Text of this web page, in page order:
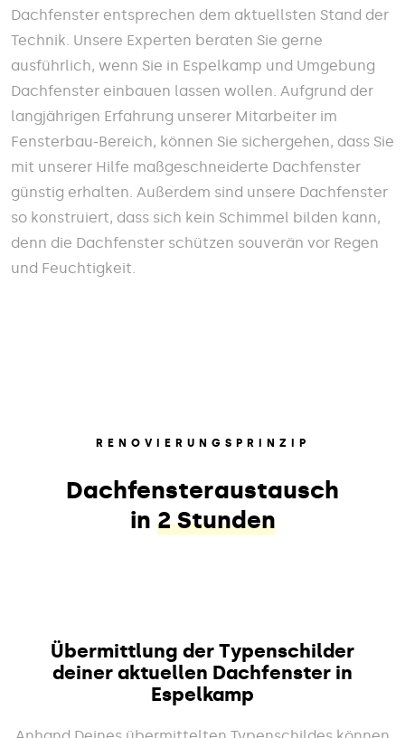
Dachfenster entsprechen dem aktuellsten Stand der
Technik. Unsere Experten beraten Sie gerne
ausführlich, wenn Sie in Espelkamp und Umgebung
Dachfenster einbauen lassen wollen. Aufgrund der
langjährigen Erfahrung unserer Mitarbeiter im
Fensterbau-Bereich, können Sie sichergehen, dass Sie
mit unserer Hilfe maßgeschneiderte Dachfenster
günstig erhalten. Außerdem sind unsere Dachfenster
so konstruiert, dass sich kein Schimmel bilden kann,
denn die Dachfenster schützen souverän vor Regen
und Feuchtigkeit.
RENOVIERUNGSPRINZIP
Dachfensteraustausch
in 2 Stunden
Übermittlung der Typenschilder
deiner aktuellen Dachfenster in
Espelkamp